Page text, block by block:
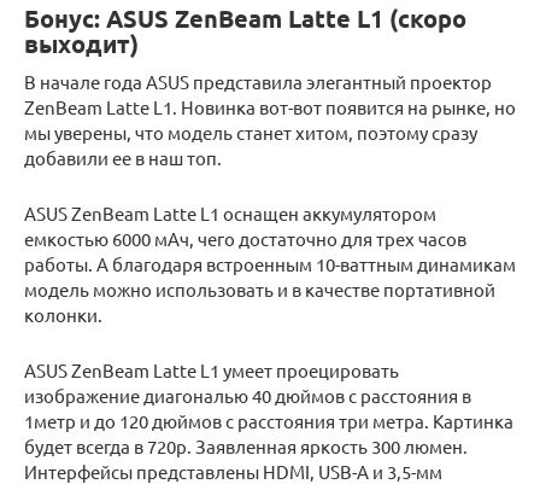
Бонус: ASUS ZenBeam Latte L1 (скоро
выходит)
В начале года ASUS представила элегантный проектор
ZenBeam Latte L1. Новинка вот-вот появится на рынке, но
мы уверены, что модель станет хитом, поэтому сразу
добавили ее в наш топ.
ASUS ZenBeam Latte L1 оснащен аккумулятором
емкостью 6000 мАч, чего достаточно для трех часов
работы. А благодаря встроенным 10-ваттным динамикам
модель можно использовать и в качестве портативной
колонки.
ASUS ZenBeam Latte L1 умеет проецировать
изображение диагональю 40 дюймов с расстояния в
1метр и до 120 дюймов с расстояния три метра. Картинка
будет всегда в 720p. Заявленная яркость 300 люмен.
Интерфейсы представлены HDMI, USB-A и 3,5-мм